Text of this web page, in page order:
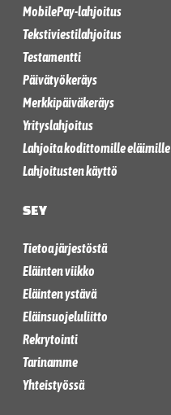
MobilePay-lahjoitus
Tekstiviestilahjoitus
Testamentti
Päivätyökeräys
Merkkipäiväkeräys
Yrityslahjoitus
Lahjoita kodittomille eläimille
Lahjoitusten käyttö
SEY
Tietoa järjestöstä
Eläinten viikko
Eläinten ystävä
Eläinsuojeluliitto
Rekrytointi
Tarinamme
Yhteistyössä